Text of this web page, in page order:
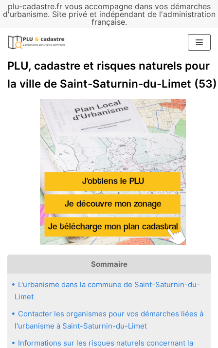
plu-cadastre.fr vous accompagne dans vos démarches
d'urbanisme. Site privé et indépendant de l'administration
française.
Aller
contenu
PLU, cadastre et risques naturels pour
la ville de Saint-Saturnin-du-Limet (53)
Sommaire
L'urbanisme dans la commune de Saint-Saturnin-du-
Limet
Contacter les organismes pour vos démarches liées à
l'urbanisme à Saint-Saturnin-du-Limet
Informations sur les risques naturels concernant la